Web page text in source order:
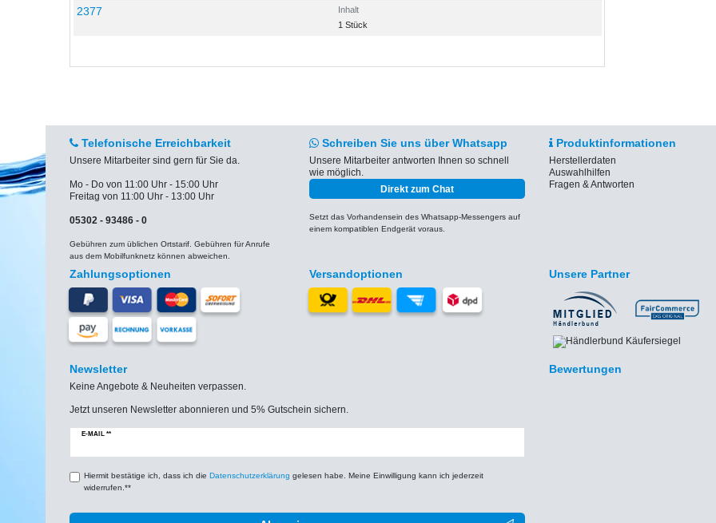
2377
Inhalt
1 Stück
Telefonische Erreichbarkeit
Unsere Mitarbeiter sind gern für Sie da.
Mo - Do von 11:00 Uhr - 15:00 Uhr
Freitag von 11:00 Uhr - 13:00 Uhr
05302 - 93486 - 0
Gebühren zum üblichen Ortstarif. Gebühren für Anrufe
aus dem Mobilfunknetz können abweichen.
Schreiben Sie uns über Whatsapp
Unsere Mitarbeiter antworten Ihnen so schnell
wie möglich.
Direkt zum Chat
Setzt das Vorhandensein des Whatsapp-Messengers auf
einem kompatiblen Endgerät voraus.
Produktinformationen
Herstellerdaten
Auswahlhilfen
Fragen & Antworten
Zahlungsoptionen Versandoptionen Unsere Partner
Newsletter
Keine Angebote & Neuheiten verpassen.
Jetzt unseren Newsletter abonnieren und 5% Gutschein sichern.
E-MAIL **
Newsletter
Hiermit bestätige ich, dass ich die Daten­schutz­erklärung gelesen habe. Meine Einwilligung kann ich jederzeit
widerrufen.**
Bewertungen